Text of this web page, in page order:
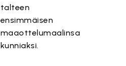
talteen
ensimmäisen
maaottelumaalinsa
kunniaksi.